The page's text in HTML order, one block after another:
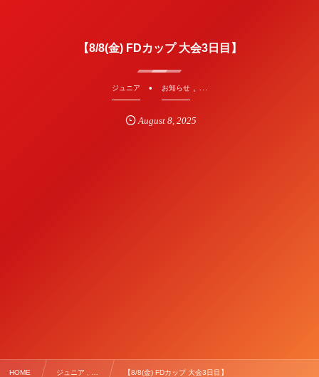
【8/8(金) FDカップ 大会3日目】
ジュニア お知らせ, …
August 8, 2025
HOME ジュニア , … 【8/8(金) FDカップ 大会3日目】